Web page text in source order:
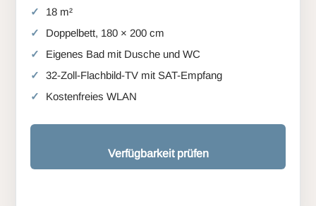
18 m²
Doppelbett, 180 × 200 cm
Eigenes Bad mit Dusche und WC
32-Zoll-Flachbild-TV mit SAT-Empfang
Kostenfreies WLAN
Verfügbarkeit prüfen